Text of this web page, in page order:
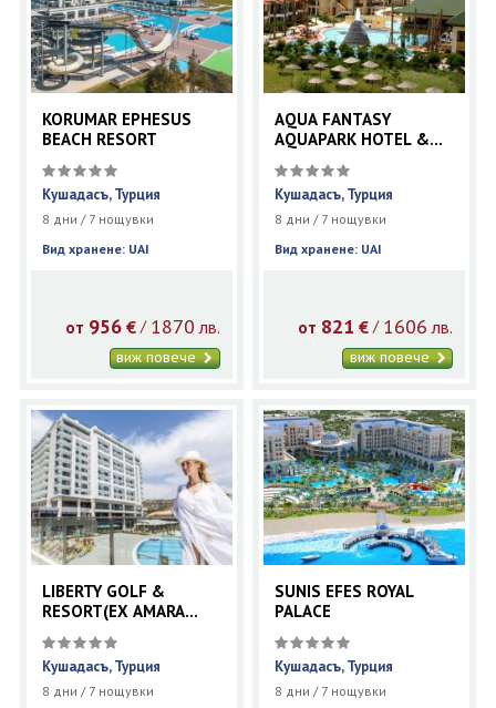
KORUMAR EPHESUS
BEACH RESORT
Кушадасъ, Турция
8 дни / 7 нощувки
Вид хранене: UAI
от 956 €/ 1870 лв.
виж повече
AQUA FANTASY
AQUAPARK HOTEL &
Кушадасъ, Турция
8 дни / 7 нощувки
Вид хранене: UAI
от 821 € / 1606 лв.
виж повече
LIBERTY GOLF &
RESORT(EX AMARA
SEALIGHT ELITE)
Кушадасъ, Турция
8 дни / 7 нощувки
SUNIS EFES ROYAL
PALACE
Кушадасъ, Турция
8 дни / 7 нощувки